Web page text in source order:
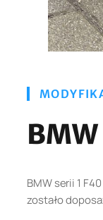
BMW
BMW serii 1
zostało